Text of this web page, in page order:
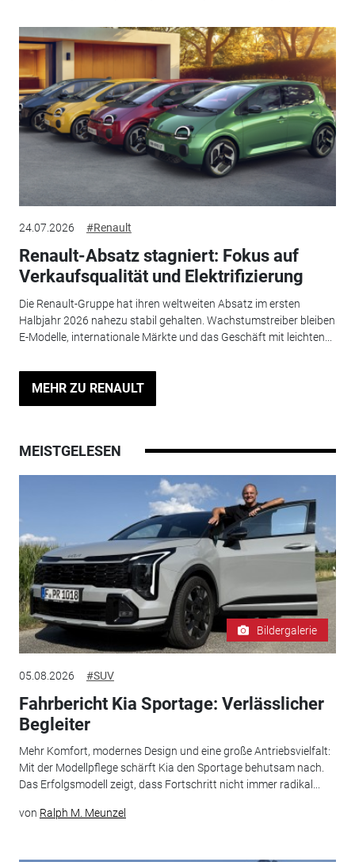
24.07.2026 #Renault
Renault-Absatz stagniert: Fokus auf
Verkaufsqualität und Elektrifizierung
Die Renault-Gruppe hat ihren weltweiten Absatz im ersten
Halbjahr 2026 nahezu stabil gehalten. Wachstumstreiber bleiben
E-Modelle, internationale Märkte und das Geschäft mit leichten...
MEHR ZU RENAULT
MEISTGELESEN
Bildergalerie
05.08.2026 #SUV
Fahrbericht Kia Sportage: Verlässlicher
Begleiter
Mehr Komfort, modernes Design und eine große Antriebsvielfalt:
Mit der Modellpflege schärft Kia den Sportage behutsam nach.
Das Erfolgsmodell zeigt, dass Fortschritt nicht immer radikal...
von Ralph M. Meunzel